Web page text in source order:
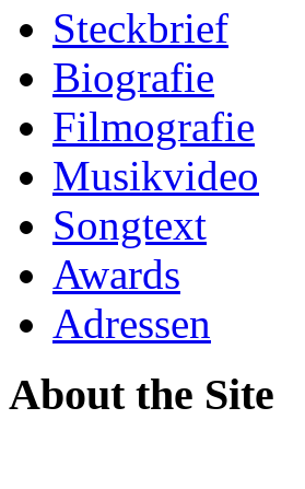
Steckbrief
Biografie
Filmografie
Musikvideo
Songtext
Awards
Adressen
About the Site